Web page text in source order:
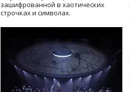
зашифрованной в хаотических
строчках и символах.